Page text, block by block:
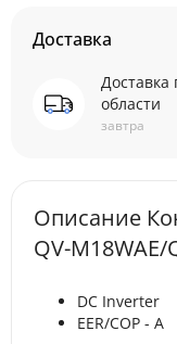
Доставка
Доставка
области
завтра
Описание
QV-M18WAE/
DC Inverter
EER/COP - A